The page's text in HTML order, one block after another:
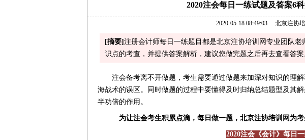
2020注会每日一练试题及答案6科
2020-05-18 08:49:03 北京注
[摘要] 注册会计师每日一练题目都是北京注协培训网专业团队
识点的考查，并提供答案解析，建议您做完题之后再去查看答案
注会备考离不开做题，考生需要通过做题来加深对知识的理解
海战术的误区。同时做题的过程中要懂得及时归纳总结题型及其
半功倍的作用。
为让注会考生积累点滴，每日做一题，北京注协培训网为考
2020注会《会计》每日